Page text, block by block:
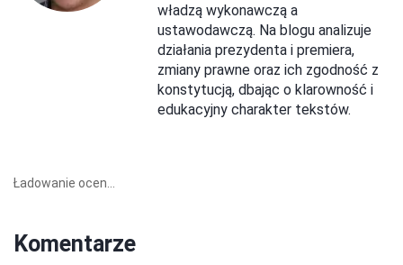
władzą wykonawczą a
ustawodawczą. Na blogu analizuje
działania prezydenta i premiera,
zmiany prawne oraz ich zgodność z
konstytucją, dbając o klarowność i
edukacyjny charakter tekstów.
Ładowanie ocen...
Komentarze